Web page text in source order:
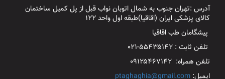
آدرس :تهران جنوب به شمال اتوبان نواب قبل از پل کمیل ساختمان
کالای پزشکی ایران (اقاقیا)طبقه اول واحد ۱۲۲
پیشگامان طب اقاقیا
تلفن ثابت : ۵۵۴۳۵۱۴۲-۰۲۱
تلفن همراه: ۰۹۱۲۵۴۶۷۱۴۲
ایمیل: ptaghaghia@gmail.com